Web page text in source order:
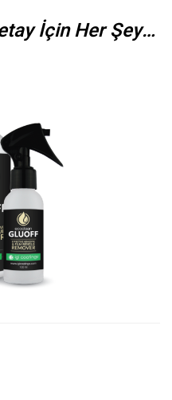
İçin Her Şey…